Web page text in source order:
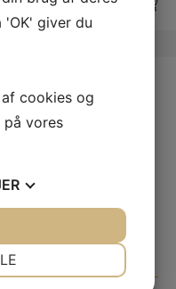
Top kort 1/4" x 7mm. 6 kt.
EasyDrive.
'OK' giver du
cookies og
på vores